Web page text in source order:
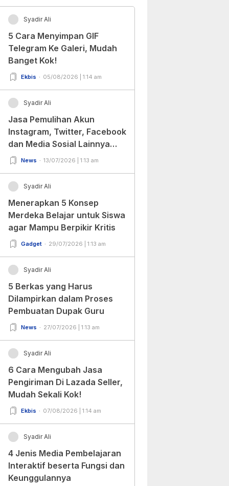
Syadir Ali
5 Cara Menyimpan GIF
Telegram Ke Galeri, Mudah
Banget Kok!
Ekbis 05/08/2026 | 1:14 am
Syadir Ali
Jasa Pemulihan Akun
Instagram, Twitter, Facebook
dan Media Sosial Lainnya
(Update Terbaru 2022)
News 13/07/2026 | 1:13 am
Syadir Ali
Menerapkan 5 Konsep
Merdeka Belajar untuk Siswa
agar Mampu Berpikir Kritis
Gadget 29/07/2026 | 1:13 am
Syadir Ali
5 Berkas yang Harus
Dilampirkan dalam Proses
Pembuatan Dupak Guru
News 27/07/2026 | 1:13 am
Syadir Ali
6 Cara Mengubah Jasa
Pengiriman Di Lazada Seller,
Mudah Sekali Kok!
Ekbis 07/08/2026 | 1:14 am
Syadir Ali
4 Jenis Media Pembelajaran
Interaktif beserta Fungsi dan
Keunggulannya